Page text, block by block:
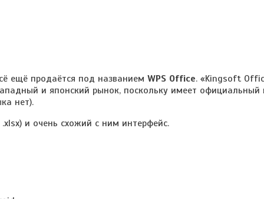
ещё продаётся под названием WPS Office. «Kingsoft
и японский рынок, поскольку имеет официальный
нет).
и очень схожий с ним интерфейс.